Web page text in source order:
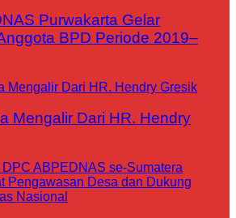
Purwakarta Gelar
BPD Periode 2019–
Mengalir Dari HR. Hendry